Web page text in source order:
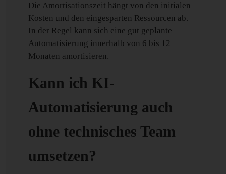
Die Amortisationszeit hängt von den initialen
Kosten und den eingesparten Ressourcen ab.
In der Regel kann sich eine gut geplante
Automatisierung innerhalb von 6 bis 12
Monaten amortisieren.
Kann ich KI-
Automatisierung auch
ohne technisches Team
umsetzen?